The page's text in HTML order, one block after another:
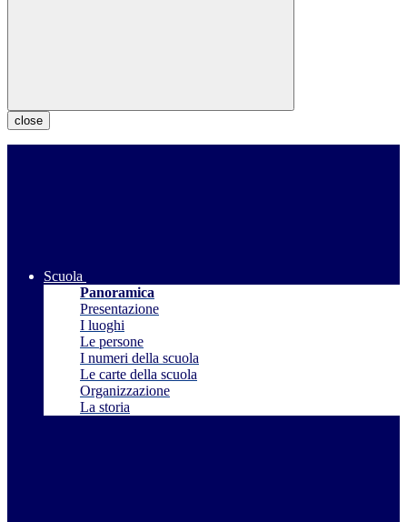
close
Scuola
Panoramica
Presentazione
I luoghi
Le persone
I numeri della scuola
Le carte della scuola
Organizzazione
La storia